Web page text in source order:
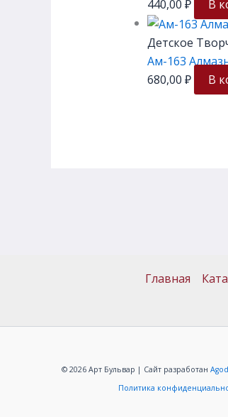
440,00 ₽ В
Детское
Ам-163
680,00 ₽ В
Главная
© 2026 Арт Бульвар | Сайт разработан
Политика